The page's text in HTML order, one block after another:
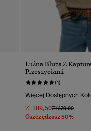
Luźna Bluza Z
Przeszyciami
(1)
Więcej Dostępnych
Zł 189,50Cena
Zł 379,00Do
Oszczędzasz 50%